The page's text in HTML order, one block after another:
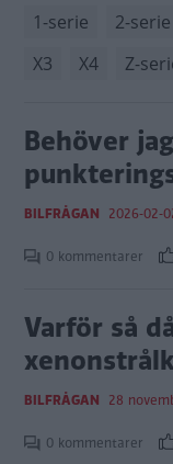
1-serie 2-serie
X3
X4 Z-
Behöver
BILFRÅGAN 2026-02-
0 kommentarer
Varför så
BILFRÅGAN 28
0 kommentarer